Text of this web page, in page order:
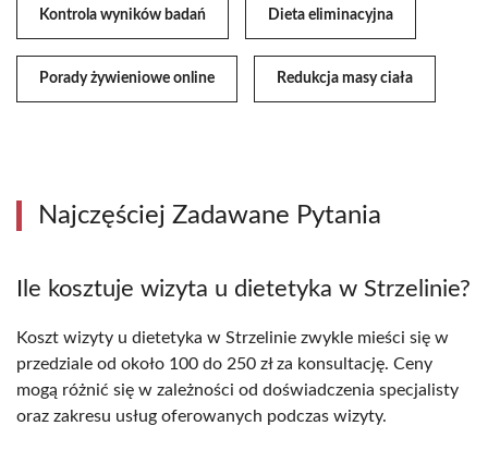
Kontrola wyników badań Dieta eliminacyjna
Porady żywieniowe online Redukcja masy ciała
Najczęściej Zadawane Pytania
Ile kosztuje wizyta u dietetyka w Strzelinie?
Koszt wizyty u dietetyka w Strzelinie zwykle mieści się w
przedziale od około 100 do 250 zł za konsultację. Ceny
mogą różnić się w zależności od doświadczenia specjalisty
oraz zakresu usług oferowanych podczas wizyty.